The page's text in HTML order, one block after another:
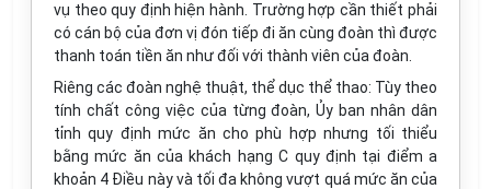
vụ theo quy định hiện hành. Trường hợp cần thiết phải
có cán bộ của đơn vị đón tiếp đi ăn cùng đoàn thì được
thanh toán tiền ăn như đối với thành viên của đoàn.
Riêng các đoàn nghệ thuật, thể dục thể thao: Tùy theo
tính chất công việc của từng đoàn, Ủy ban nhân dân
tỉnh quy định mức ăn cho phù hợp nhưng tối thiểu
bằng mức ăn của khách hạng C quy định tại điểm a
khoản 4 Điều này và tối đa không vượt quá mức ăn của